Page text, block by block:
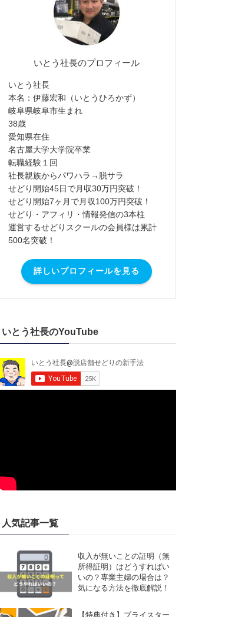
いとう社長のプロフィール
いとう社長
本名：伊藤宏和（いとうひろかず）
岐阜県岐阜市生まれ
38歳
愛知県在住
名古屋大学大学院卒業
転職経験１回
社長親族からパワハラ→脱サラ
せどり開始45日で月収30万円突破！
せどり開始7ヶ月で月収100万円突破！
せどり・アフィリ・情報発信の3本柱
運営するせどりスクールの会員様は累計
500名突破！
詳しいプロフィールを見る
いとう社長のYouTube
人気記事一覧
収入が無いことの証明（無
所得証明）はどうすればい
いの？専業主婦の場合は？
気になる方法を徹底解説！
【特典付き】プライスター